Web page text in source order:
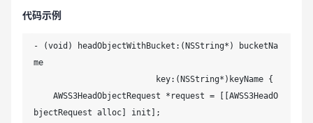
代码示例
- (void) headObjectWithBucket:(NSString*) bucketNa
me
bjectRequest alloc] init];